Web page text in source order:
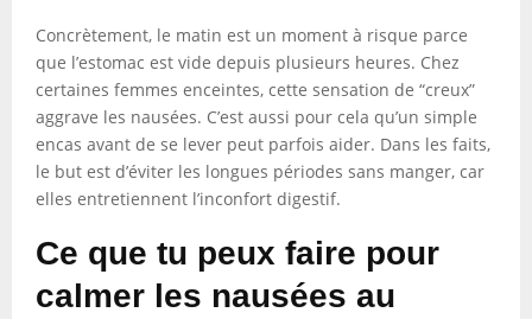
Concrètement, le matin est un moment à risque parce
que l’estomac est vide depuis plusieurs heures. Chez
certaines femmes enceintes, cette sensation de “creux”
aggrave les nausées. C’est aussi pour cela qu’un simple
encas avant de se lever peut parfois aider. Dans les faits,
le but est d’éviter les longues périodes sans manger, car
elles entretiennent l’inconfort digestif.
Ce que tu peux faire pour
calmer les nausées au